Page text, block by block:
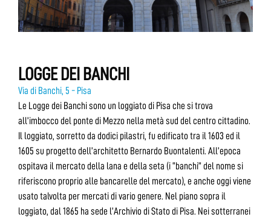
LOGGE DEI BANCHI
Via di Banchi, 5 - Pisa
Le Logge dei Banchi sono un loggiato di Pisa che si trova
all’imbocco del ponte di Mezzo nella metà sud del centro cittadino.
Il loggiato, sorretto da dodici pilastri, fu edificato tra il 1603 ed il
1605 su progetto dell’architetto Bernardo Buontalenti. All’epoca
ospitava il mercato della lana e della seta (i “banchi” del nome si
riferiscono proprio alle bancarelle del mercato), e anche oggi viene
usato talvolta per mercati di vario genere. Nel piano sopra il
loggiato, dal 1865 ha sede l’Archivio di Stato di Pisa. Nei sotterranei